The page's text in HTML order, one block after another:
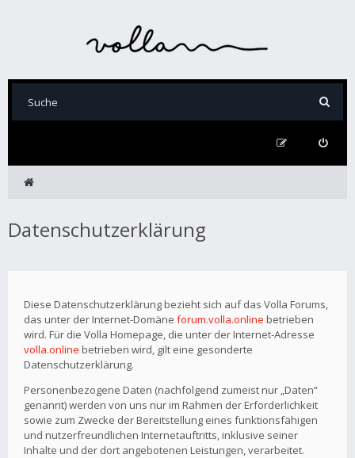
Datenschutzerklärung
Diese Datenschutzerklärung bezieht sich auf das Volla Forums,
das unter der Internet-Domäne forum.volla.online betrieben
wird. Für die Volla Homepage, die unter der Internet-Adresse
volla.online betrieben wird, gilt eine gesonderte
Datenschutzerklärung.
Personenbezogene Daten (nachfolgend zumeist nur „Daten“
genannt) werden von uns nur im Rahmen der Erforderlichkeit
sowie zum Zwecke der Bereitstellung eines funktionsfähigen
und nutzerfreundlichen Internetauftritts, inklusive seiner
Inhalte und der dort angebotenen Leistungen, verarbeitet.